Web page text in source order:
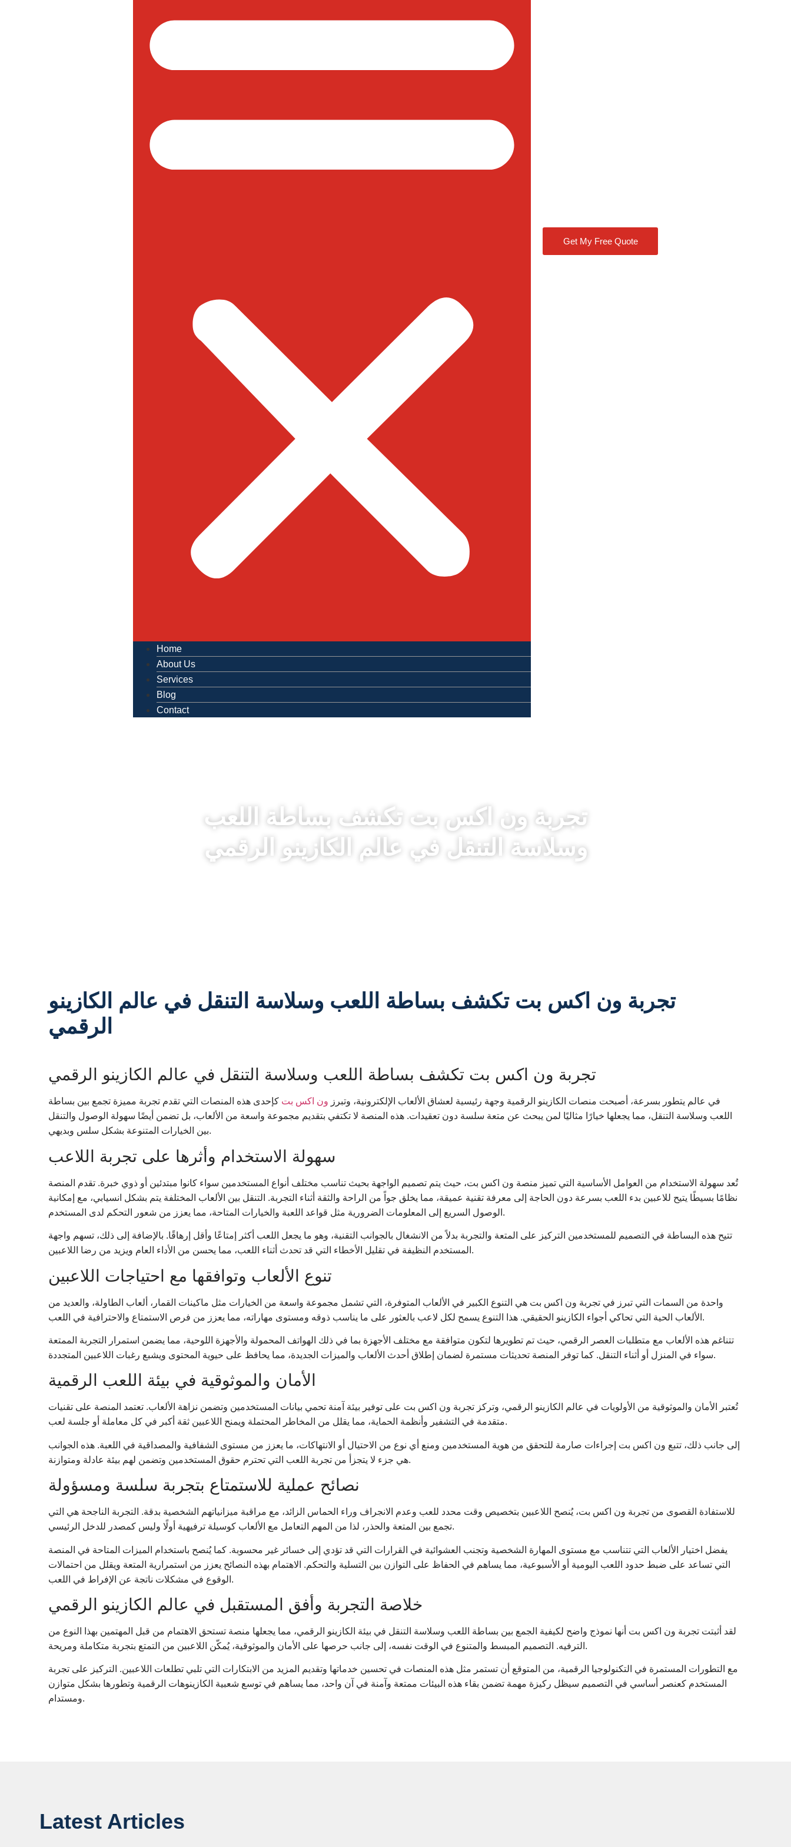
Home
About Us
Services
Blog
Contact
Get My Free Quote
تجربة ون اكس بت تكشف بساطة اللعب
وسلاسة التنقل في عالم الكازينو الرقمي
تجربة ون اكس بت تكشف بساطة اللعب وسلاسة التنقل في عالم الكازينو
الرقمي
تجربة ون اكس بت تكشف بساطة اللعب وسلاسة التنقل في عالم الكازينو الرقمي
في عالم يتطور بسرعة، أصبحت منصات الكازينو الرقمية وجهة رئيسية لعشاق الألعاب الإلكترونية، وتبرز ون اكس بت كإحدى هذه المنصات التي تقدم تجربة مميزة تجمع بين بساطة
اللعب وسلاسة التنقل، مما يجعلها خيارًا مثاليًا لمن يبحث عن متعة سلسة دون تعقيدات. هذه المنصة لا تكتفي بتقديم مجموعة واسعة من الألعاب، بل تضمن أيضًا سهولة الوصول والتنقل
بين الخيارات المتنوعة بشكل سلس وبديهي.
سهولة الاستخدام وأثرها على تجربة اللاعب
تُعد سهولة الاستخدام من العوامل الأساسية التي تميز منصة ون اكس بت، حيث يتم تصميم الواجهة بحيث تناسب مختلف أنواع المستخدمين سواء كانوا مبتدئين أو ذوي خبرة. تقدم المنصة
نظامًا بسيطًا يتيح للاعبين بدء اللعب بسرعة دون الحاجة إلى معرفة تقنية عميقة، مما يخلق جواً من الراحة والثقة أثناء التجربة. التنقل بين الألعاب المختلفة يتم بشكل انسيابي، مع إمكانية
الوصول السريع إلى المعلومات الضرورية مثل قواعد اللعبة والخيارات المتاحة، مما يعزز من شعور التحكم لدى المستخدم.
تتيح هذه البساطة في التصميم للمستخدمين التركيز على المتعة والتجربة بدلاً من الانشغال بالجوانب التقنية، وهو ما يجعل اللعب أكثر إمتاعًا وأقل إرهاقًا. بالإضافة إلى ذلك، تسهم واجهة
المستخدم النظيفة في تقليل الأخطاء التي قد تحدث أثناء اللعب، مما يحسن من الأداء العام ويزيد من رضا اللاعبين.
تنوع الألعاب وتوافقها مع احتياجات اللاعبين
واحدة من السمات التي تبرز في تجربة ون اكس بت هي التنوع الكبير في الألعاب المتوفرة، التي تشمل مجموعة واسعة من الخيارات مثل ماكينات القمار، ألعاب الطاولة، والعديد من
الألعاب الحية التي تحاكي أجواء الكازينو الحقيقي. هذا التنوع يسمح لكل لاعب بالعثور على ما يناسب ذوقه ومستوى مهاراته، مما يعزز من فرص الاستمتاع والاحترافية في اللعب.
تتناغم هذه الألعاب مع متطلبات العصر الرقمي، حيث تم تطويرها لتكون متوافقة مع مختلف الأجهزة بما في ذلك الهواتف المحمولة والأجهزة اللوحية، مما يضمن استمرار التجربة الممتعة
سواء في المنزل أو أثناء التنقل. كما توفر المنصة تحديثات مستمرة لضمان إطلاق أحدث الألعاب والميزات الجديدة، مما يحافظ على حيوية المحتوى ويشبع رغبات اللاعبين المتجددة.
الأمان والموثوقية في بيئة اللعب الرقمية
تُعتبر الأمان والموثوقية من الأولويات في عالم الكازينو الرقمي، وتركز تجربة ون اكس بت على توفير بيئة آمنة تحمي بيانات المستخدمين وتضمن نزاهة الألعاب. تعتمد المنصة على تقنيات
متقدمة في التشفير وأنظمة الحماية، مما يقلل من المخاطر المحتملة ويمنح اللاعبين ثقة أكبر في كل معاملة أو جلسة لعب.
إلى جانب ذلك، تتبع ون اكس بت إجراءات صارمة للتحقق من هوية المستخدمين ومنع أي نوع من الاحتيال أو الانتهاكات، ما يعزز من مستوى الشفافية والمصداقية في اللعبة. هذه الجوانب
هي جزء لا يتجزأ من تجربة اللعب التي تحترم حقوق المستخدمين وتضمن لهم بيئة عادلة ومتوازنة.
نصائح عملية للاستمتاع بتجربة سلسة ومسؤولة
للاستفادة القصوى من تجربة ون اكس بت، يُنصح اللاعبين بتخصيص وقت محدد للعب وعدم الانجراف وراء الحماس الزائد، مع مراقبة ميزانياتهم الشخصية بدقة. التجربة الناجحة هي التي
تجمع بين المتعة والحذر، لذا من المهم التعامل مع الألعاب كوسيلة ترفيهية أولًا وليس كمصدر للدخل الرئيسي.
يفضل اختيار الألعاب التي تتناسب مع مستوى المهارة الشخصية وتجنب العشوائية في القرارات التي قد تؤدي إلى خسائر غير محسوبة. كما يُنصح باستخدام الميزات المتاحة في المنصة
التي تساعد على ضبط حدود اللعب اليومية أو الأسبوعية، مما يساهم في الحفاظ على التوازن بين التسلية والتحكم. الاهتمام بهذه النصائح يعزز من استمرارية المتعة ويقلل من احتمالات
الوقوع في مشكلات ناتجة عن الإفراط في اللعب.
خلاصة التجربة وأفق المستقبل في عالم الكازينو الرقمي
لقد أثبتت تجربة ون اكس بت أنها نموذج واضح لكيفية الجمع بين بساطة اللعب وسلاسة التنقل في بيئة الكازينو الرقمي، مما يجعلها منصة تستحق الاهتمام من قبل المهتمين بهذا النوع من
الترفيه. التصميم المبسط والمتنوع في الوقت نفسه، إلى جانب حرصها على الأمان والموثوقية، يُمكّن اللاعبين من التمتع بتجربة متكاملة ومريحة.
مع التطورات المستمرة في التكنولوجيا الرقمية، من المتوقع أن تستمر مثل هذه المنصات في تحسين خدماتها وتقديم المزيد من الابتكارات التي تلبي تطلعات اللاعبين. التركيز على تجربة
المستخدم كعنصر أساسي في التصميم سيظل ركيزة مهمة تضمن بقاء هذه البيئات ممتعة وآمنة في آن واحد، مما يساهم في توسع شعبية الكازينوهات الرقمية وتطورها بشكل متوازن
ومستدام.
Latest Articles